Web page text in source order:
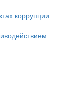
коррупции